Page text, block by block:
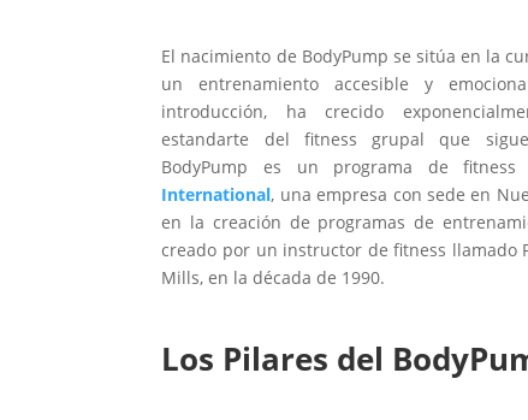
El nacimiento de BodyPump se sitúa en la
un entrenamiento accesible y
introducción, ha crecido
estandarte del fitness grupal que
BodyPump es un programa de fitness
International, una empresa con sede en
en la creación de programas de
creado por un instructor de fitness llamado
Mills, en la década de 1990.
Los Pilares del